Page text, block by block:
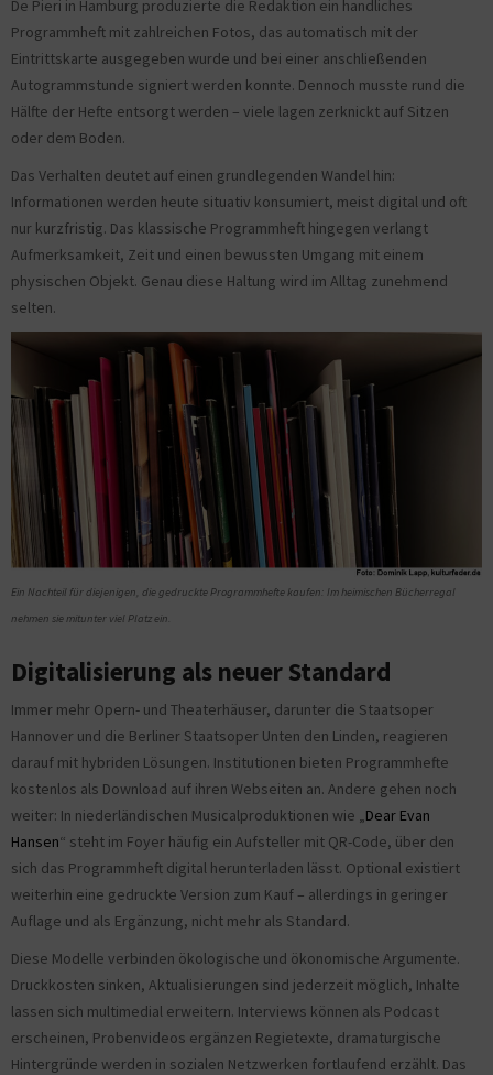
De Pieri in Hamburg produzierte die Redaktion ein handliches
Programmheft mit zahlreichen Fotos, das automatisch mit der
Eintrittskarte ausgegeben wurde und bei einer anschließenden
Autogrammstunde signiert werden konnte. Dennoch musste rund die
Hälfte der Hefte entsorgt werden – viele lagen zerknickt auf Sitzen
oder dem Boden.
Das Verhalten deutet auf einen grundlegenden Wandel hin:
Informationen werden heute situativ konsumiert, meist digital und oft
nur kurzfristig. Das klassische Programmheft hingegen verlangt
Aufmerksamkeit, Zeit und einen bewussten Umgang mit einem
physischen Objekt. Genau diese Haltung wird im Alltag zunehmend
selten.
Ein Nachteil für diejenigen, die gedruckte Programmhefte kaufen: Im heimischen Bücherregal
nehmen sie mitunter viel Platz ein.
Digitalisierung als neuer Standard
Immer mehr Opern- und Theaterhäuser, darunter die Staatsoper
Hannover und die Berliner Staatsoper Unten den Linden, reagieren
darauf mit hybriden Lösungen. Institutionen bieten Programmhefte
kostenlos als Download auf ihren Webseiten an. Andere gehen noch
weiter: In niederländischen Musicalproduktionen wie „Dear Evan
Hansen“ steht im Foyer häufig ein Aufsteller mit QR-Code, über den
sich das Programmheft digital herunterladen lässt. Optional existiert
weiterhin eine gedruckte Version zum Kauf – allerdings in geringer
Auflage und als Ergänzung, nicht mehr als Standard.
Diese Modelle verbinden ökologische und ökonomische Argumente.
Druckkosten sinken, Aktualisierungen sind jederzeit möglich, Inhalte
lassen sich multimedial erweitern. Interviews können als Podcast
erscheinen, Probenvideos ergänzen Regietexte, dramaturgische
Hintergründe werden in sozialen Netzwerken fortlaufend erzählt. Das